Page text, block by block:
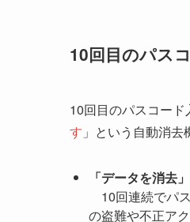
10回目のパス
10回目のパスコー
す 」という自動消去
「データを消去
10回連続でパ
の盗難や不正ア